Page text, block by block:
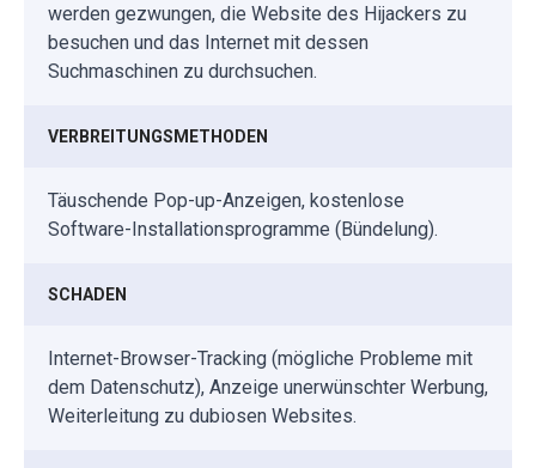
werden gezwungen, die Website des Hijackers zu
besuchen und das Internet mit dessen
Suchmaschinen zu durchsuchen.
VERBREITUNGSMETHODEN
Täuschende Pop-up-Anzeigen, kostenlose
Software-Installationsprogramme (Bündelung).
SCHADEN
Internet-Browser-Tracking (mögliche Probleme mit
dem Datenschutz), Anzeige unerwünschter Werbung,
Weiterleitung zu dubiosen Websites.